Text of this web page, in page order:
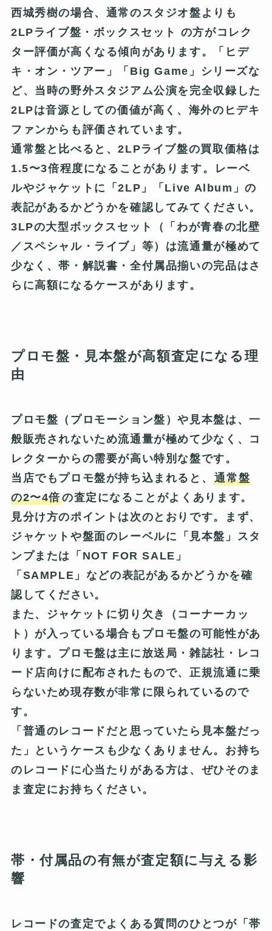
西城秀樹の場合、通常のスタジオ盤よりも
2LPライブ盤・ボックスセット の方がコレク
ター評価が高くなる傾向があります。「ヒデ
キ・オン・ツアー」「Big Game」シリーズな
ど、当時の野外スタジアム公演を完全収録した
2LPは音源としての価値が高く、海外のヒデキ
ファンからも評価されています。
通常盤と比べると、2LPライブ盤の買取価格は
1.5〜3倍程度になることがあります。レーベ
ルやジャケットに「2LP」「Live Album」の
表記があるかどうかを確認してみてください。
3LPの大型ボックスセット（「わが青春の北壁
／スペシャル・ライブ」等）は流通量が極めて
少なく、帯・解説書・全付属品揃いの完品はさ
らに高額になるケースがあります。
プロモ盤・見本盤が高額査定になる理
由
プロモ盤（プロモーション盤）や見本盤は、一
般販売されないため流通量が極めて少なく、コ
レクターからの需要が高い特別な盤です。
当店でもプロモ盤が持ち込まれると、通常盤
の2〜4倍の査定になることがよくあります。
見分け方のポイントは次のとおりです。まず、
ジャケットや盤面のレーベルに
「見本盤」スタ
ンプまたは 「NOT FOR SALE」
「SAMPLE」 などの表記があるかどうかを確
認してください。
また、ジャケットに切り欠き（コーナーカッ
ト）が入っている場合もプロモ盤の可能性があ
ります。プロモ盤は主に放送局・雑誌社・レコ
ード店向けに配布されたもので、正規流通に乗
らないため現存数が非常に限られているので
す。
「普通のレコードだと思っていたら見本盤だっ
た」というケースも少なくありません。お持ち
のレコードに心当たりがある方は、ぜひそのま
ま査定にお持ちください。
帯・付属品の有無が査定額に与える影
響
レコードの査定でよくある質問のひとつが「帯